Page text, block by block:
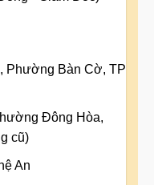
Phường Bàn Cờ, TP
Đông Hòa,
cũ)
An